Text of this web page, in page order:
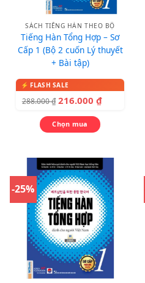
SÁCH TIẾNG HÀN THEO BỘ
Tiếng Hàn Tổng Hợp – Sơ
Cấp 1 (Bộ 2 cuốn Lý thuyết
+ Bài tập)
288.000₫ 216.000 ₫
Chọn mua
-25%